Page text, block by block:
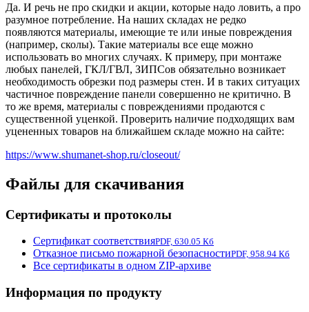
Да. И речь не про скидки и акции, которые надо ловить, а про
разумное потребление. На наших складах не редко
появляются материалы, имеющие те или иные повреждения
(например, сколы). Такие материалы все еще можно
использовать во многих случаях. К примеру, при монтаже
любых панелей, ГКЛ/ГВЛ, ЗИПСов обязательно возникает
необходимость обрезки под размеры стен. И в таких ситуацих
частичное повреждение панели совершенно не критично. В
то же время, материалы с повреждениями продаются с
существенной уценкой. Проверить наличие подходящих вам
уцененных товаров на ближайшем складе можно на сайте:
https://www.shumanet-shop.ru/closeout/
Файлы для скачивания
Сертификаты и протоколы
Сертификат соответствияPDF, 630.05 Кб
Отказное письмо пожарной безопасностиPDF, 958.94 Кб
Все сертификаты в одном ZIP-архиве
Информация по продукту